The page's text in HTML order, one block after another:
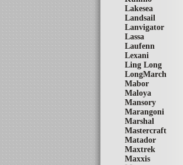
Lakesea
Landsail
Lanvigator
Lassa
Laufenn
Lexani
Ling Long
LongMarch
Mabor
Maloya
Mansory
Marangoni
Marshal
Mastercraft
Matador
Maxtrek
Maxxis